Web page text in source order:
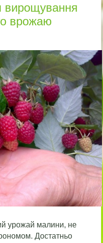
вирощування
врожаю
урожай малини, не
Достатньо